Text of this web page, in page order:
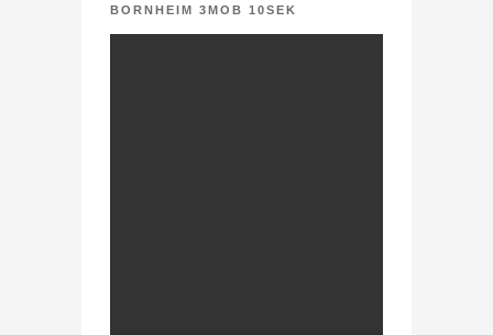
BORNHEIM 3MOB 10SEK